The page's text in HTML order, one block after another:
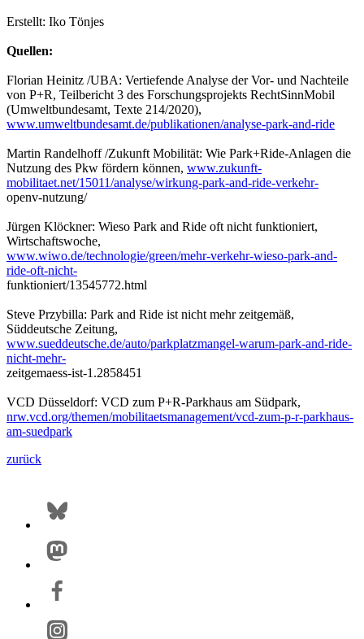
Erstellt: Iko Tönjes
Quellen:
Florian Heinitz /UBA: Vertiefende Analyse der Vor- und Nachteile
von P+R, Teilbericht 3 des Forschungsprojekts RechtSinnMobil
(Umweltbundesamt, Texte 214/2020),
www.umweltbundesamt.de/publikationen/analyse-park-and-ride
Martin Randelhoff /Zukunft Mobilität: Wie Park+Ride-Anlagen die
Nutzung des Pkw fördern können, www.zukunft-
mobilitaet.net/15011/analyse/wirkung-park-and-ride-verkehr-
openv-nutzung/
Jürgen Klöckner: Wieso Park and Ride oft nicht funktioniert,
Wirtschaftswoche,
www.wiwo.de/technologie/green/mehr-verkehr-wieso-park-and-
ride-oft-nicht-
funktioniert/13545772.html
Steve Przybilla: Park and Ride ist nicht mehr zeitgemäß,
Süddeutsche Zeitung,
www.sueddeutsche.de/auto/parkplatzmangel-warum-park-and-ride-
nicht-mehr-
zeitgemaess-ist-1.2858451
VCD Düsseldorf: VCD zum P+R-Parkhaus am Südpark,
nrw.vcd.org/themen/mobilitaetsmanagement/vcd-zum-p-r-parkhaus-
am-suedpark
zurück